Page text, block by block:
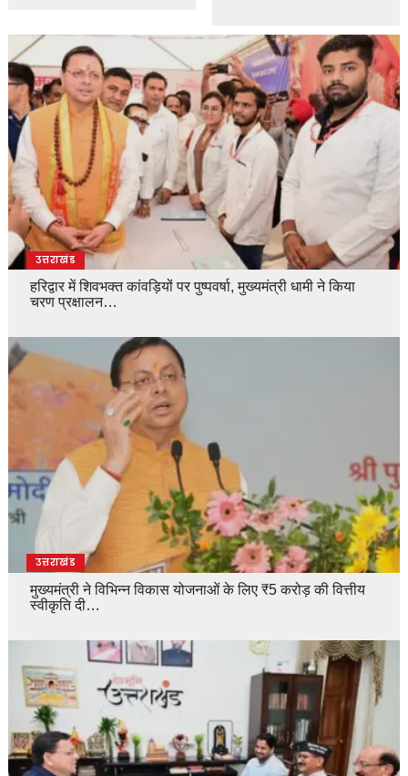
उत्तराखंड
हरिद्वार में शिवभक्त कांवड़ियों पर पुष्पवर्षा, मुख्यमंत्री धामी ने किया
चरण प्रक्षालन…
उत्तराखंड
मुख्यमंत्री ने विभिन्न विकास योजनाओं के लिए ₹5 करोड़ की वित्तीय
स्वीकृति दी…